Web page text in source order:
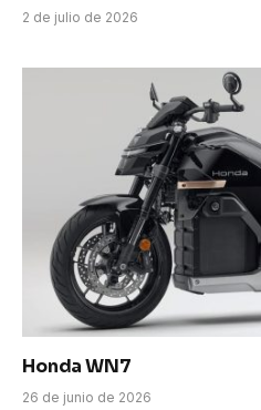
2 de julio de 2026
Honda WN7
26 de junio de 2026